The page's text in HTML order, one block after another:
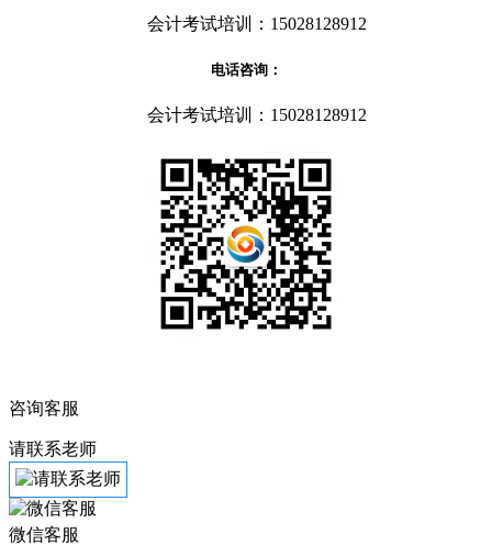
会计考试培训：15028128912
电话咨询：
会计考试培训：15028128912
咨询客服
请联系老师
微信客服